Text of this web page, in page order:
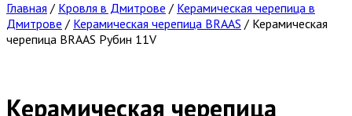
Главная / Кровля в Дмитрове / Керамическая черепица в
Дмитрове / Керамическая черепица BRAAS / Керамическая
черепица BRAAS Рубин 11V
Керамическая черепица